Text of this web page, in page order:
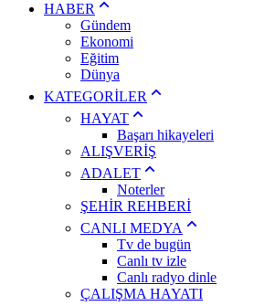
HABER
Gündem
Ekonomi
Eğitim
Dünya
KATEGORİLER
HAYAT
Başarı hikayeleri
ALIŞVERİŞ
ADALET
Noterler
ŞEHİR REHBERİ
CANLI MEDYA
Tv de bugün
Canlı tv izle
Canlı radyo dinle
ÇALIŞMA HAYATI